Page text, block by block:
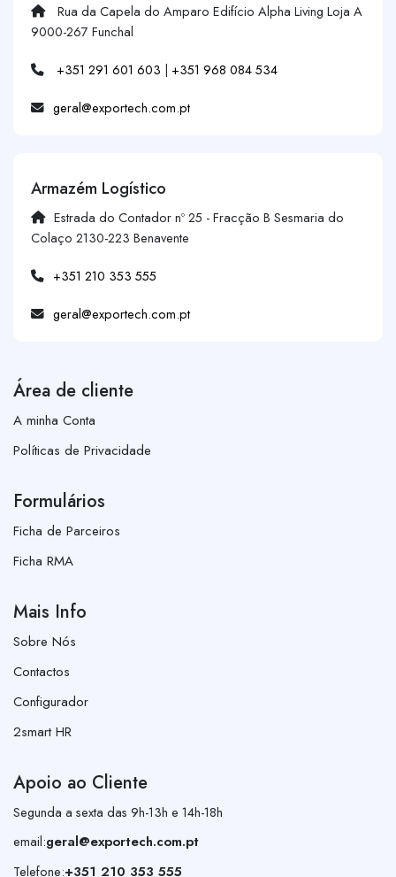
Rua da Capela do Amparo Edifício Alpha Living Loja A
9000-267 Funchal
+351 291 601 603 | +351 968 084 534
geral@exportech.com.pt
Armazém Logístico
Estrada do Contador nº 25 - Fracção B Sesmaria do
Colaço 2130-223 Benavente
+351 210 353 555
geral@exportech.com.pt
Área de cliente
A minha Conta
Políticas de Privacidade
Formulários
Ficha de Parceiros
Ficha RMA
Mais Info
Sobre Nós
Contactos
Configurador
2smart HR
Apoio ao Cliente
Segunda a sexta das 9h-13h e 14h-18h
email:geral@exportech.com.pt
Telefone:+351 210 353 555